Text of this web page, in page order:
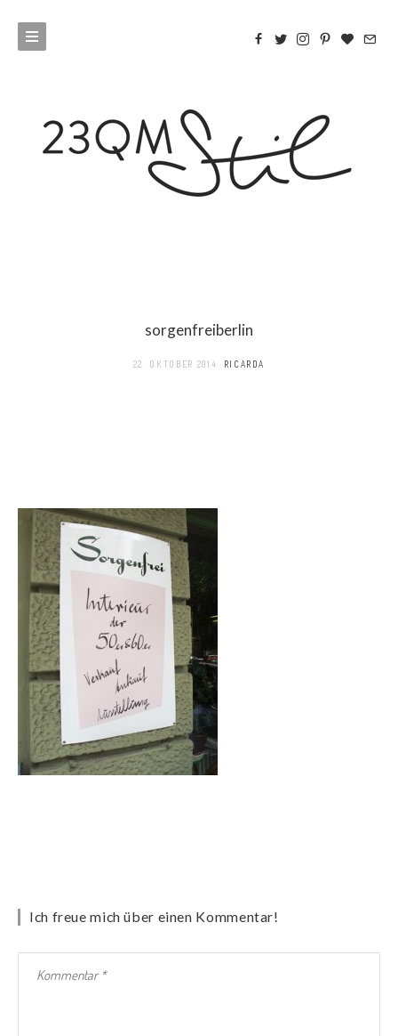
sorgenfreiberlin
22. OKTOBER 2014 RICARDA
Ich freue mich über einen Kommentar!